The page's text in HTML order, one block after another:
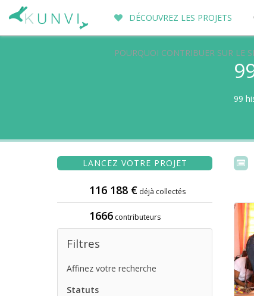
DÉCOUVREZ LES PROJETS
POURQUOI CONTRIBUER SUR LE
99
LANCEZ VOTRE PROJET
116 188 € déjà collectés
1666 contributeurs
Filtres
Affinez votre recherche
Statuts